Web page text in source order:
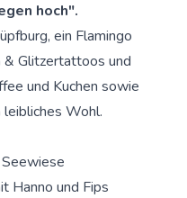
hoch".
ein Flamingo
& Glitzertattoos und
und Kuchen sowie
Wohl.
Hanno und Fips